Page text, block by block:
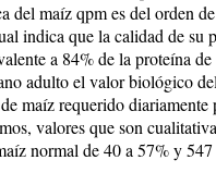
del maíz qpm es del orden
indica que la calidad de su
a 84% de la proteína
adulto el valor biológico
maíz requerido diariamente
valores que son
normal de 40 a 57% y